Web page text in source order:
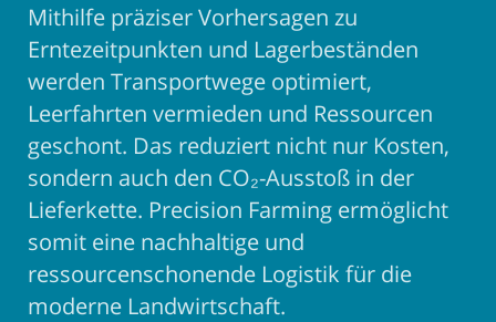
Mithilfe präziser Vorhersagen zu
Erntezeitpunkten und Lagerbeständen
werden Transportwege optimiert,
Leerfahrten vermieden und Ressourcen
geschont. Das reduziert nicht nur Kosten,
sondern auch den CO₂-Ausstoß in der
Lieferkette. Precision Farming ermöglicht
somit eine nachhaltige und
ressourcenschonende Logistik für die
moderne Landwirtschaft.